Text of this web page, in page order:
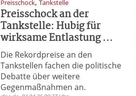
Preisschock Tankstelle
Preisschock an der
Tankstelle: Hubig für
wirksame Entlastung ...
Die Rekordpreise an den
Tankstellen fachen die politische
Debatte über weitere
Gegenmaßnahmen an.